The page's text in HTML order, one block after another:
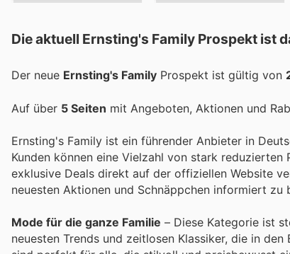
Die aktuell Ernsting's Family Prospekt ist
Der neue Ernsting's Family Prospekt ist gültig von
Auf über 5 Seiten mit Angeboten, Aktionen und
Ernsting's Family ist ein führender Anbieter in
Kunden können eine Vielzahl von stark
exklusive Deals direkt auf der offiziellen Website
neuesten Aktionen und Schnäppchen informiert zu
Mode für die ganze Familie – Diese Kategorie ist
neuesten Trends und zeitlosen Klassiker, die in